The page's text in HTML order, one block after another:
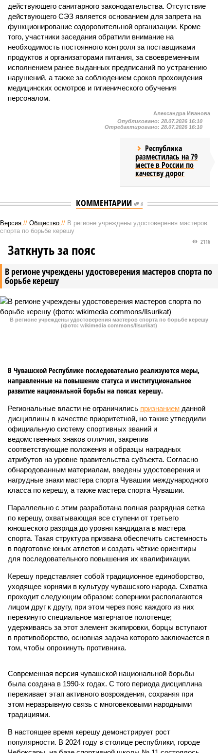
действующего санитарного законодательства. Отсутствие
действующего СЭЗ является основанием для запрета на
функционирование оздоровительной организации. Кроме
того, участники заседания обратили внимание на
необходимость постоянного контроля за поставщиками
продуктов и организаторами питания, за своевременным
исполнением ранее выданных предписаний по устранению
нарушений, а также за соблюдением сроков прохождения
медицинских осмотров и гигиенического обучения
персоналом.
Александра Иванова
Опубликовано: 28.07.2026 16:10
Отредактировано: 28.07.2026 16:10
Республика
разместилась на 79
месте в России по
качеству дорог
КОММЕНТАРИИ 0
Версия // Общество // В регионе учреждены удостоверения мастеров
спорта по борьбе керешу
В регионе учреждены удостоверения мастеров спорта по
борьбе керешу
2116
Заткнуть за пояс
В регионе учреждены удостоверения мастеров спорта по борьбе керешу
(фото: wikimedia commons/Ilsurikat)
В Чувашской Республике последовательно реализуются меры,
направленные на повышение статуса и институциональное
развитие национальной борьбы на поясах керешу.
Региональные власти не ограничились признанием данной
дисциплины в качестве приоритетной, но также утвердили
официальную систему спортивных званий и
ведомственных знаков отличия, закрепив
соответствующие положения и образцы наградных
атрибутов на уровне правительства субъекта. Согласно
обнародованным материалам, введены удостоверения и
нагрудные знаки мастера спорта Чувашии международного
класса по керешу, а также мастера спорта Чувашии.
Параллельно с этим разработана полная разрядная сетка
по керешу, охватывающая все ступени от третьего
юношеского разряда до уровня кандидата в мастера
спорта. Такая структура призвана обеспечить системность
в подготовке юных атлетов и создать чёткие ориентиры
для последовательного повышения их квалификации.
Керешу представляет собой традиционное единоборство,
уходящее корнями в культуру чувашского народа. Схватка
проходит следующим образом: соперники располагаются
лицом друг к другу, при этом через пояс каждого из них
перекинуто специальное матерчатое полотенце;
удерживаясь за этот элемент экипировки, борцы вступают
в противоборство, основная задача которого заключается в
том, чтобы опрокинуть противника.
Современная версия чувашской национальной борьбы
была создана в 1990-х годах. С того периода дисциплина
переживает этап активного возрождения, сохраняя при
этом неразрывную связь с многовековыми народными
традициями.
В настоящее время керешу демонстрирует рост
популярности. В 2024 году в столице республики, городе